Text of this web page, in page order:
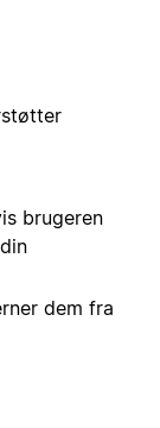
brugeren
dem fra